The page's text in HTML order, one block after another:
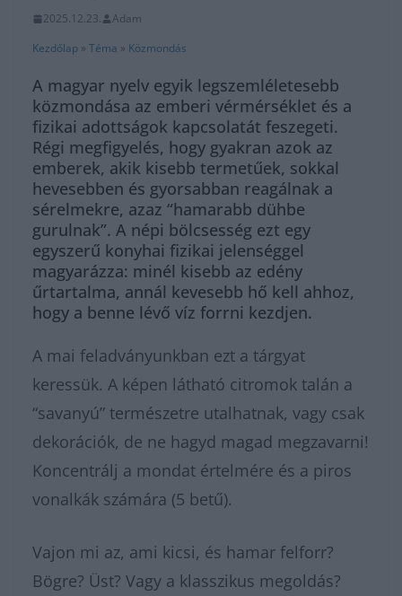
2025.12.23.
Adam
Kezdőlap » Téma » Közmondás
A magyar nyelv egyik legszemléletesebb
közmondása az emberi vérmérséklet és a
fizikai adottságok kapcsolatát feszegeti.
Régi megfigyelés, hogy gyakran azok az
emberek, akik kisebb termetűek, sokkal
hevesebben és gyorsabban reagálnak a
sérelmekre, azaz “hamarabb dühbe
gurulnak”. A népi bölcsesség ezt egy
egyszerű konyhai fizikai jelenséggel
magyarázza: minél kisebb az edény
űrtartalma, annál kevesebb hő kell ahhoz,
hogy a benne lévő víz forrni kezdjen.
A mai feladványunkban ezt a tárgyat
keressük. A képen látható citromok talán a
“savanyú” természetre utalhatnak, vagy csak
dekorációk, de ne hagyd magad megzavarni!
Koncentrálj a mondat értelmére és a piros
vonalkák számára (5 betű).
Vajon mi az, ami kicsi, és hamar felforr?
Bögre? Üst? Vagy a klasszikus megoldás?